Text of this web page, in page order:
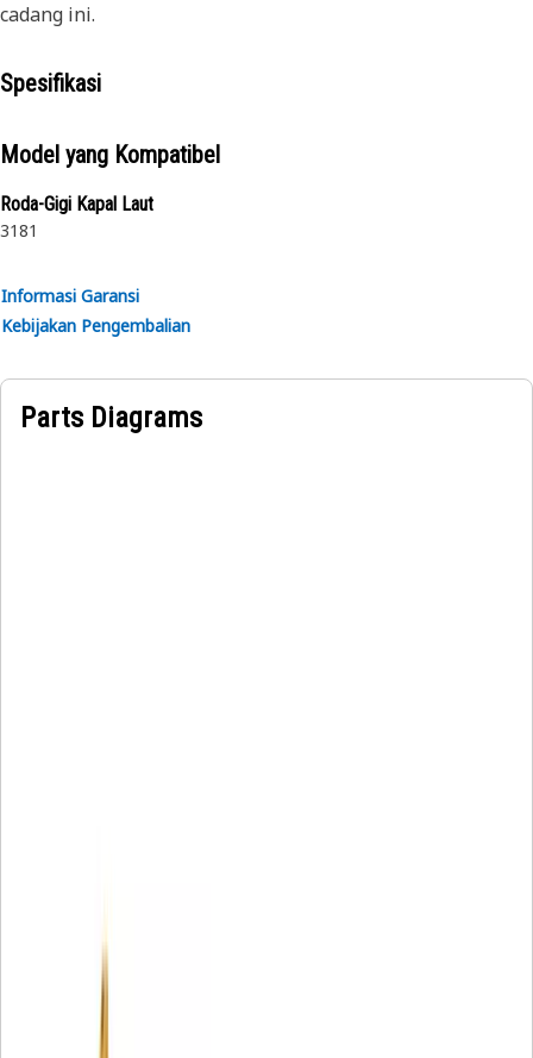
cadang ini.
Spesifikasi
Model yang Kompatibel
Roda-Gigi Kapal Laut
3181
Informasi Garansi
Kebijakan Pengembalian
Parts Diagrams